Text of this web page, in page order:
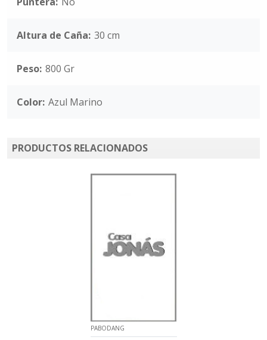
Altura de Caña: 30 cm
Peso: 800 Gr
Color: Azul Marino
PRODUCTOS RELACIONADOS
PABODANG